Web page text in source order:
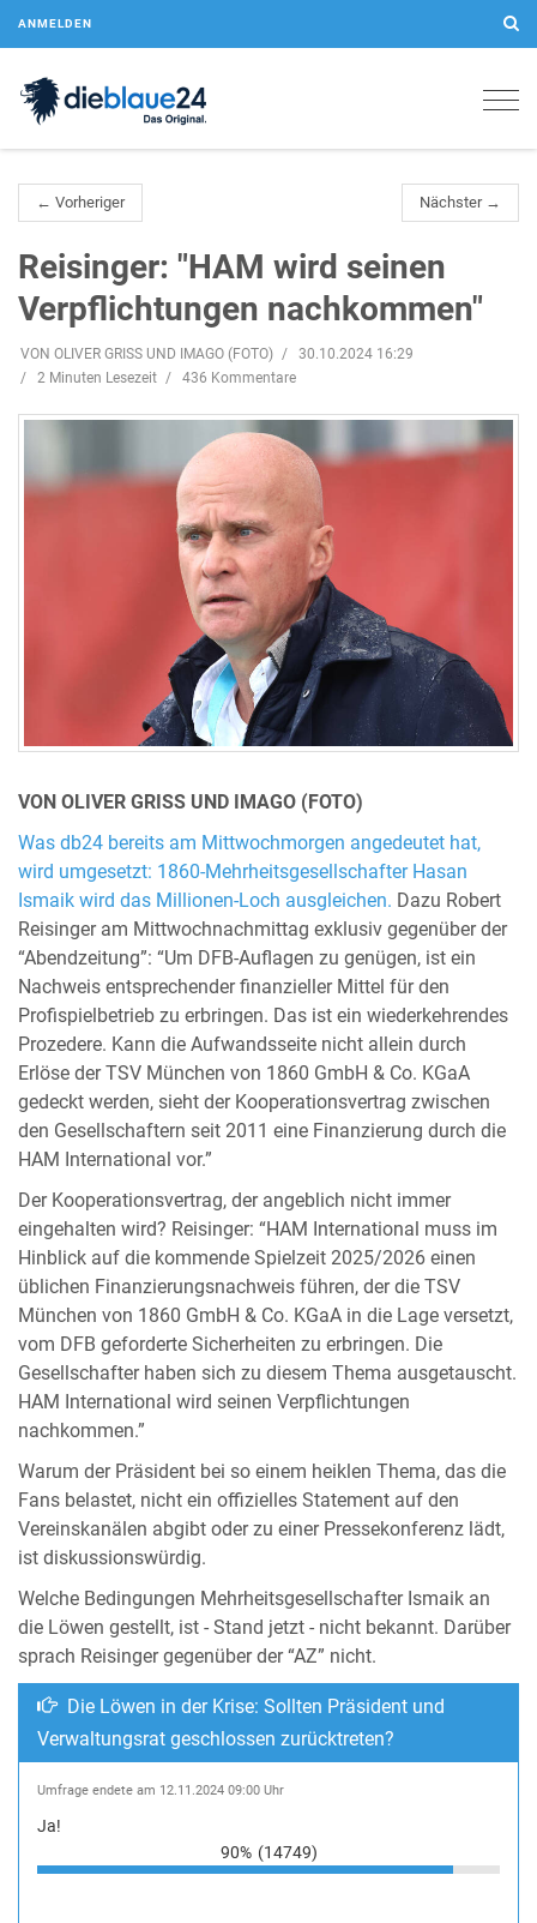
ANMELDEN
← Vorheriger Nächster →
Reisinger: "HAM wird seinen
Verpflichtungen nachkommen"
VON OLIVER GRISS UND IMAGO (FOTO)
30.10.2024 16:29
2 Minuten Lesezeit
436 Kommentare
VON OLIVER GRISS UND IMAGO (FOTO)
Was db24 bereits am Mittwochmorgen angedeutet hat,
wird umgesetzt: 1860-Mehrheitsgesellschafter Hasan
Ismaik wird das Millionen-Loch ausgleichen. Dazu Robert
Reisinger am Mittwochnachmittag exklusiv gegenüber der
“Abendzeitung”: “Um DFB-Auflagen zu genügen, ist ein
Nachweis entsprechender finanzieller Mittel für den
Profispielbetrieb zu erbringen. Das ist ein wiederkehrendes
Prozedere. Kann die Aufwandsseite nicht allein durch
Erlöse der TSV München von 1860 GmbH & Co. KGaA
gedeckt werden, sieht der Kooperationsvertrag zwischen
den Gesellschaftern seit 2011 eine Finanzierung durch die
HAM International vor.”
Der Kooperationsvertrag, der angeblich nicht immer
eingehalten wird? Reisinger: “HAM International muss im
Hinblick auf die kommende Spielzeit 2025/2026 einen
üblichen Finanzierungsnachweis führen, der die TSV
München von 1860 GmbH & Co. KGaA in die Lage versetzt,
vom DFB geforderte Sicherheiten zu erbringen. Die
Gesellschafter haben sich zu diesem Thema ausgetauscht.
HAM International wird seinen Verpflichtungen
nachkommen.”
Warum der Präsident bei so einem heiklen Thema, das die
Fans belastet, nicht ein offizielles Statement auf den
Vereinskanälen abgibt oder zu einer Pressekonferenz lädt,
ist diskussionswürdig.
Welche Bedingungen Mehrheitsgesellschafter Ismaik an
die Löwen gestellt, ist - Stand jetzt - nicht bekannt. Darüber
sprach Reisinger gegenüber der “AZ” nicht.
Die Löwen in der Krise: Sollten Präsident und
Verwaltungsrat geschlossen zurücktreten?
Umfrage endete am 12.11.2024 09:00 Uhr
Ja!
90% (14749)